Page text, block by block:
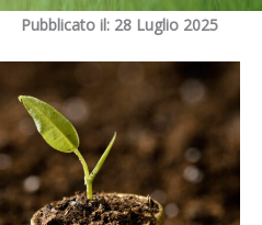
Pubblicato il: 28 Luglio 2025